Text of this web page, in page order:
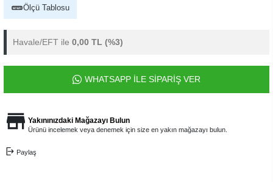
Ölçü Tablosu
Havale/EFT ile 0,00 TL (%3)
WHATSAPP İLE SİPARİŞ VER
Yakınınızdaki Mağazayı Bulun
Ürünü incelemek veya denemek için size en yakın mağazayı bulun.
Paylaş